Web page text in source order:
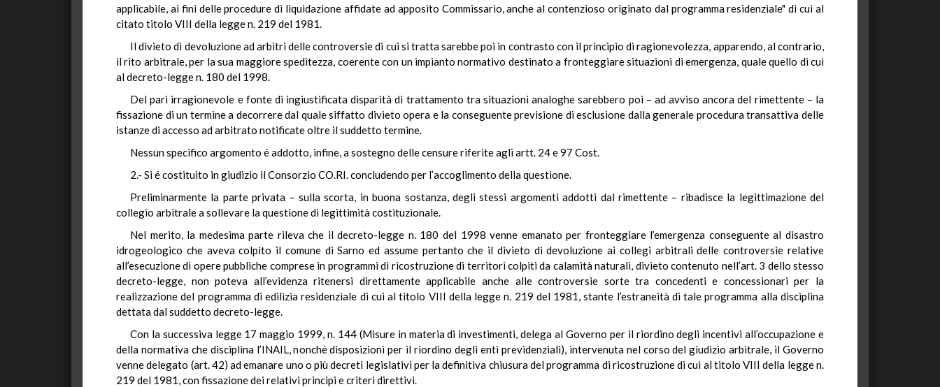
applicabile, ai fini delle procedure di liquidazione affidate ad apposito Commissario, anche al contenzioso originato dal programma residenziale" di cui al
citato titolo VIII della legge n. 219 del 1981.
Il divieto di devoluzione ad arbitri delle controversie di cui si tratta sarebbe poi in contrasto con il principio di ragionevolezza, apparendo, al contrario,
il rito arbitrale, per la sua maggiore speditezza, coerente con un impianto normativo destinato a fronteggiare situazioni di emergenza, quale quello di cui
al decreto-legge n. 180 del 1998.
Del pari irragionevole e fonte di ingiustificata disparità di trattamento tra situazioni analoghe sarebbero poi – ad avviso ancora del rimettente – la
fissazione di un termine a decorrere dal quale siffatto divieto opera e la conseguente previsione di esclusione dalla generale procedura transattiva delle
istanze di accesso ad arbitrato notificate oltre il suddetto termine.
Nessun specifico argomento é addotto, infine, a sostegno delle censure riferite agli artt. 24 e 97 Cost.
2.- Si é costituito in giudizio il Consorzio CO.RI. concludendo per l’accoglimento della questione.
Preliminarmente la parte privata – sulla scorta, in buona sostanza, degli stessi argomenti addotti dal rimettente – ribadisce la legittimazione del
collegio arbitrale a sollevare la questione di legittimità costituzionale.
Nel merito, la medesima parte rileva che il decreto-legge n. 180 del 1998 venne emanato per fronteggiare l’emergenza conseguente al disastro
idrogeologico che aveva colpito il comune di Sarno ed assume pertanto che il divieto di devoluzione ai collegi arbitrali delle controversie relative
all’esecuzione di opere pubbliche comprese in programmi di ricostruzione di territori colpiti da calamità naturali, divieto contenuto nell’art. 3 dello stesso
decreto-legge, non poteva all’evidenza ritenersi direttamente applicabile anche alle controversie sorte tra concedenti e concessionari per la
realizzazione del programma di edilizia residenziale di cui al titolo VIII della legge n. 219 del 1981, stante l’estraneità di tale programma alla disciplina
dettata dal suddetto decreto-legge.
Con la successiva legge 17 maggio 1999, n. 144 (Misure in materia di investimenti, delega al Governo per il riordino degli incentivi all’occupazione e
della normativa che disciplina l’INAIL, nonchè disposizioni per il riordino degli enti previdenziali), intervenuta nel corso del giudizio arbitrale, il Governo
venne delegato (art. 42) ad emanare uno o più decreti legislativi per la definitiva chiusura del programma di ricostruzione di cui al titolo VIII della legge n.
219 del 1981, con fissazione dei relativi principi e criteri direttivi.